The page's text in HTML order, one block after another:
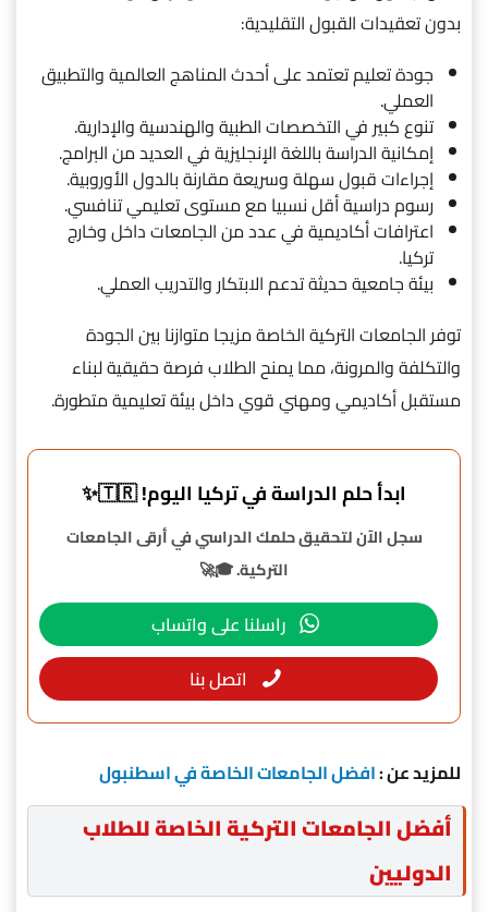
بدون تعقيدات القبول التقليدية:
جودة تعليم تعتمد على أحدث المناهج العالمية والتطبيق
العملي.
تنوع كبير في التخصصات الطبية والهندسية والإدارية.
إمكانية الدراسة باللغة الإنجليزية في العديد من البرامج.
إجراءات قبول سهلة وسريعة مقارنة بالدول الأوروبية.
رسوم دراسية أقل نسبيا مع مستوى تعليمي تنافسي.
اعترافات أكاديمية في عدد من الجامعات داخل وخارج
تركيا.
بيئة جامعية حديثة تدعم الابتكار والتدريب العملي.
توفر الجامعات التركية الخاصة مزيجا متوازنا بين الجودة
والتكلفة والمرونة، مما يمنح الطلاب فرصة حقيقية لبناء
مستقبل أكاديمي ومهني قوي داخل بيئة تعليمية متطورة.
ابدأ حلم الدراسة في تركيا اليوم! 🇹🇷✨
سجل الآن لتحقيق حلمك الدراسي في أرقى الجامعات
التركية. 🎓🚀
راسلنا على واتساب
اتصل بنا
للمزيد عن:افضل الجامعات الخاصة في اسطنبول
أفضل الجامعات التركية الخاصة للطلاب
الدوليين